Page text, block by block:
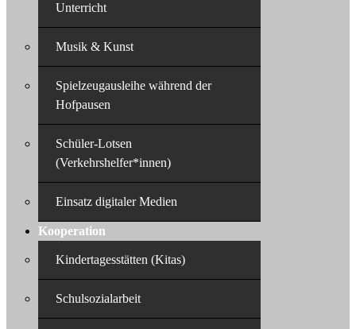
Unterricht
Musik & Kunst
Spielzeugausleihe während der
Hofpausen
Schüler-Lotsen
(Verkehrshelfer*innen)
Einsatz digitaler Medien
Kooperation
Kindertagesstätten (Kitas)
Schulsozialarbeit